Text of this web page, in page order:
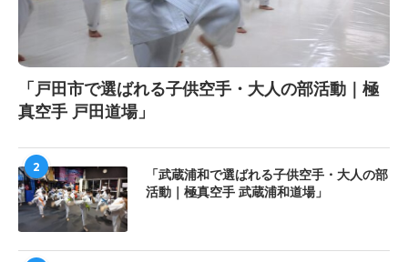
「戸田市で選ばれる子供空手・大人の部活動｜極
真空手 戸田道場」
2
「武蔵浦和で選ばれる子供空手・大人の部
活動｜極真空手 武蔵浦和道場」